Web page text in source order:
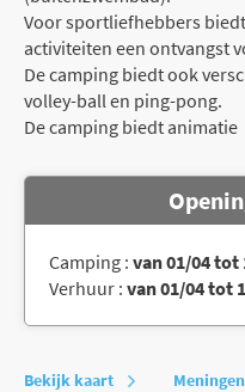
Voor sportliefhebbers
activiteiten een ontvangst
De camping biedt ook
volley-ball en ping-pong.
De camping biedt animatie
Camping : van 01/04 tot
Verhuur : van 01/04 tot
Bekijk kaart Meningen